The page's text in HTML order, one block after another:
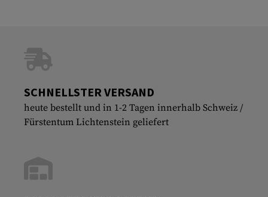
SCHNELLSTER VERSAND
heute bestellt und in 1-2 Tagen innerhalb Schweiz /
Fürstentum Lichtenstein geliefert